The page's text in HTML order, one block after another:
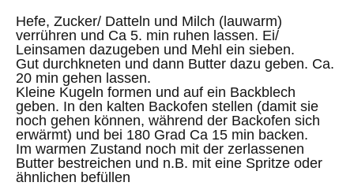
Hefe, Zucker/ Datteln und Milch (lauwarm)
verrühren und Ca 5. min ruhen lassen. Ei/
Leinsamen dazugeben und Mehl ein sieben.
Gut durchkneten und dann Butter dazu geben. Ca.
20 min gehen lassen.
Kleine Kugeln formen und auf ein Backblech
geben. In den kalten Backofen stellen (damit sie
noch gehen können, während der Backofen sich
erwärmt) und bei 180 Grad Ca 15 min backen.
Im warmen Zustand noch mit der zerlassenen
Butter bestreichen und n.B. mit eine Spritze oder
ähnlichen befüllen